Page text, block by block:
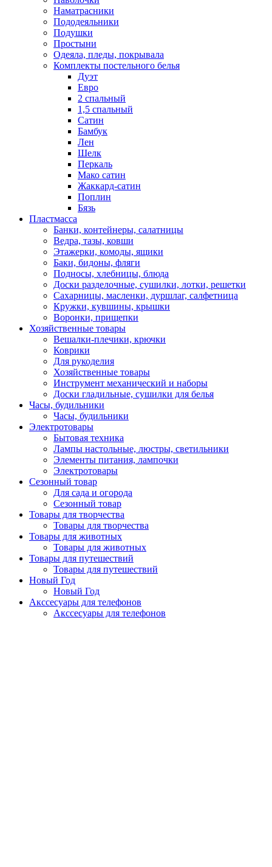
Наматрасники
Пододеяльники
Подушки
Простыни
Одеяла, пледы, покрывала
Комплекты постельного белья
Дуэт
Евро
2 спальный
1,5 спальный
Сатин
Бамбук
Лен
Шелк
Перкаль
Мако сатин
Жаккард-сатин
Поплин
Бязь
Пластмасса
Банки, контейнеры, салатницы
Ведра, тазы, ковши
Этажерки, комоды, ящики
Баки, бидоны, фляги
Подносы, хлебницы, блюда
Доски разделочные, сушилки, лотки, решетки
Сахарницы, масленки, дуршлаг, салфетница
Кружки, кувшины, крышки
Воронки, прищепки
Хозяйственные товары
Вешалки-плечики, крючки
Коврики
Для рукоделия
Хозяйственные товары
Инструмент механический и наборы
Доски гладильные, сушилки для белья
Часы, будильники
Часы, будильники
Электротовары
Бытовая техника
Лампы настольные, люстры, светильники
Элементы питания, лампочки
Электротовары
Сезонный товар
Для сада и огорода
Сезонный товар
Товары для творчества
Товары для творчества
Товары для животных
Товары для животных
Товары для путешествий
Товары для путешествий
Новый Год
Новый Год
Акссесуары для телефонов
Акссесуары для телефонов